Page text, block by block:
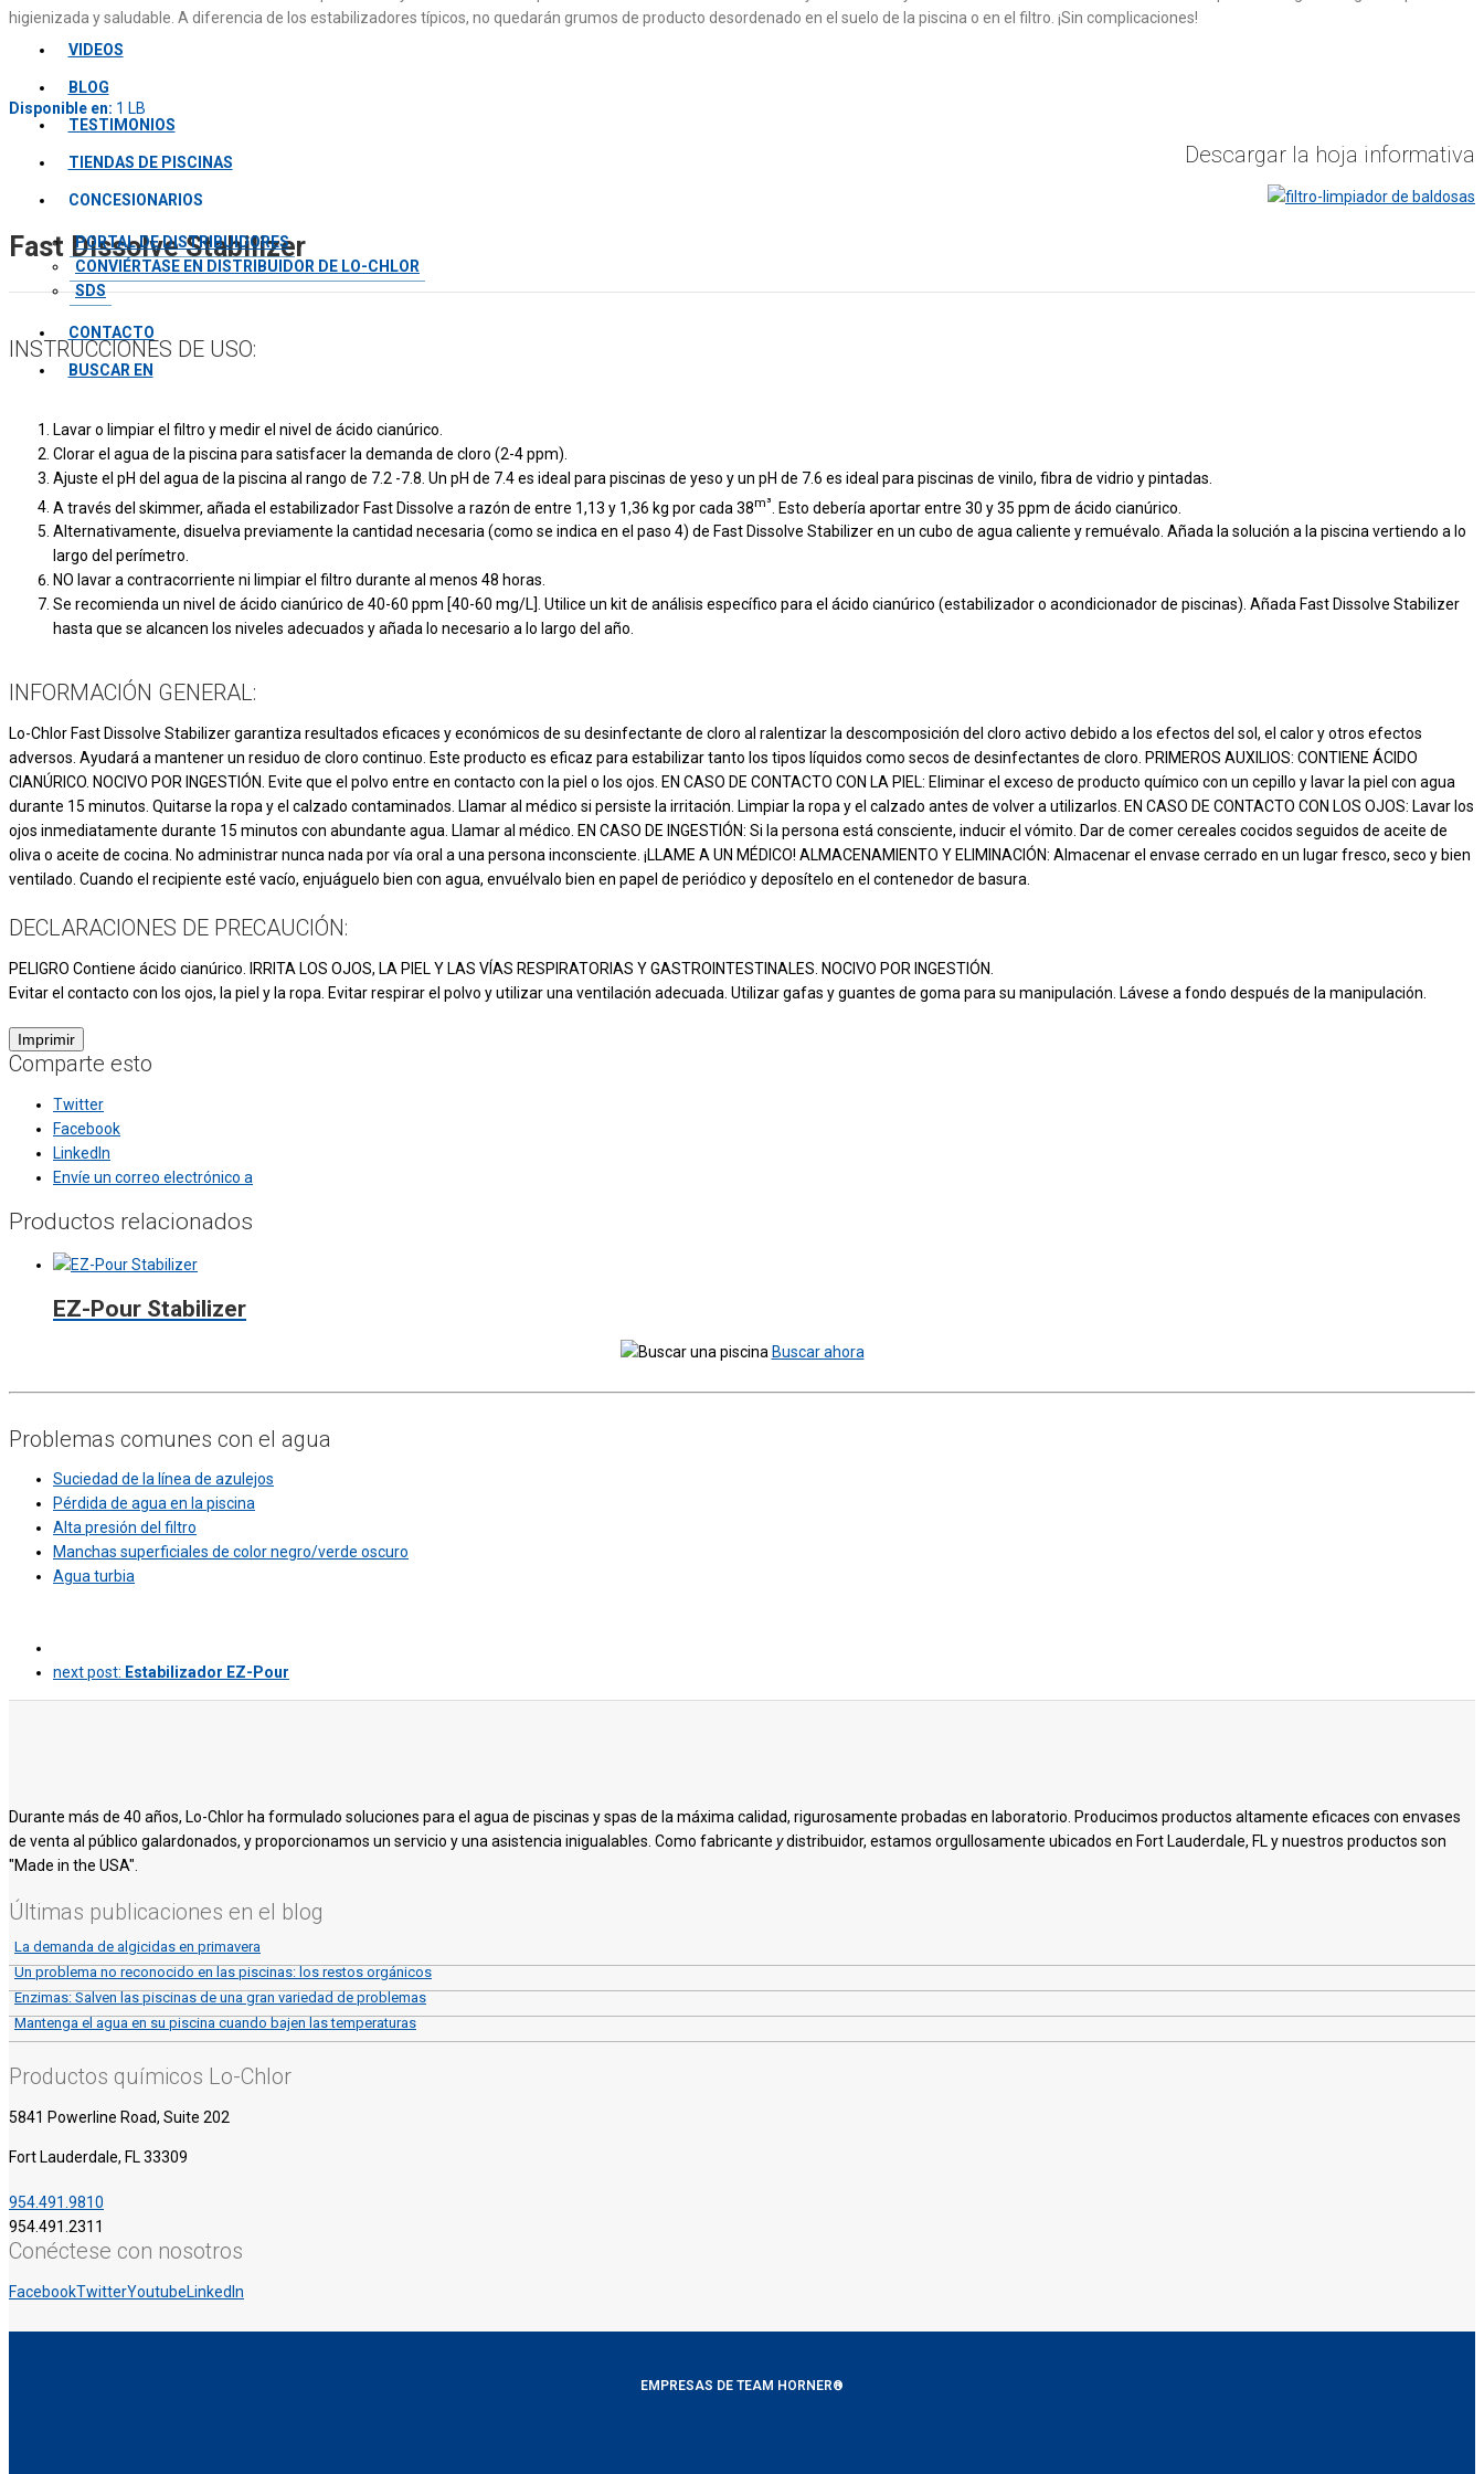
VIDEOS
BLOG
TESTIMONIOS
TIENDAS DE PISCINAS
CONCESIONARIOS
PORTAL DE DISTRIBUIDORES
CONVIÉRTASE EN DISTRIBUIDOR DE LO-CHLOR
SDS
CONTACTO
BUSCAR EN
higienizada y saludable. A diferencia de los estabilizadores típicos, no quedarán grumos de producto desordenado en el suelo de la piscina o en el filtro. ¡Sin complicaciones!
Disponible en: 1 LB
Descargar la hoja informativa
Fast Dissolve Stabilizer
INSTRUCCIONES DE USO:
Lavar o limpiar el filtro y medir el nivel de ácido cianúrico.
Clorar el agua de la piscina para satisfacer la demanda de cloro (2-4 ppm).
Ajuste el pH del agua de la piscina al rango de 7.2 -7.8. Un pH de 7.4 es ideal para piscinas de yeso y un pH de 7.6 es ideal para piscinas de vinilo, fibra de vidrio y pintadas.
A través del skimmer, añada el estabilizador Fast Dissolve a razón de entre 1,13 y 1,36 kg por cada 38m³ . Esto debería aportar entre 30 y 35 ppm de ácido cianúrico.
Alternativamente, disuelva previamente la cantidad necesaria (como se indica en el paso 4) de Fast Dissolve Stabilizer en un cubo de agua caliente y remuévalo. Añada la solución a la piscina vertiendo a lo
largo del perímetro.
NO lavar a contracorriente ni limpiar el filtro durante al menos 48 horas.
Se recomienda un nivel de ácido cianúrico de 40-60 ppm [40-60 mg/L]. Utilice un kit de análisis específico para el ácido cianúrico (estabilizador o acondicionador de piscinas). Añada Fast Dissolve Stabilizer
hasta que se alcancen los niveles adecuados y añada lo necesario a lo largo del año.
INFORMACIÓN GENERAL:
Lo-Chlor Fast Dissolve Stabilizer garantiza resultados eficaces y económicos de su desinfectante de cloro al ralentizar la descomposición del cloro activo debido a los efectos del sol, el calor y otros efectos
adversos. Ayudará a mantener un residuo de cloro continuo. Este producto es eficaz para estabilizar tanto los tipos líquidos como secos de desinfectantes de cloro. PRIMEROS AUXILIOS: CONTIENE ÁCIDO
CIANÚRICO. NOCIVO POR INGESTIÓN. Evite que el polvo entre en contacto con la piel o los ojos. EN CASO DE CONTACTO CON LA PIEL: Eliminar el exceso de producto químico con un cepillo y lavar la piel con agua
durante 15 minutos. Quitarse la ropa y el calzado contaminados. Llamar al médico si persiste la irritación. Limpiar la ropa y el calzado antes de volver a utilizarlos. EN CASO DE CONTACTO CON LOS OJOS: Lavar los
ojos inmediatamente durante 15 minutos con abundante agua. Llamar al médico. EN CASO DE INGESTIÓN: Si la persona está consciente, inducir el vómito. Dar de comer cereales cocidos seguidos de aceite de
oliva o aceite de cocina. No administrar nunca nada por vía oral a una persona inconsciente. ¡LLAME A UN MÉDICO! ALMACENAMIENTO Y ELIMINACIÓN: Almacenar el envase cerrado en un lugar fresco, seco y bien
ventilado. Cuando el recipiente esté vacío, enjuáguelo bien con agua, envuélvalo bien en papel de periódico y deposítelo en el contenedor de basura.
DECLARACIONES DE PRECAUCIÓN:
PELIGRO Contiene ácido cianúrico. IRRITA LOS OJOS, LA PIEL Y LAS VÍAS RESPIRATORIAS Y GASTROINTESTINALES. NOCIVO POR INGESTIÓN.
Evitar el contacto con los ojos, la piel y la ropa. Evitar respirar el polvo y utilizar una ventilación adecuada. Utilizar gafas y guantes de goma para su manipulación. Lávese a fondo después de la manipulación.
Comparte esto
Twitter
Facebook
LinkedIn
Envíe un correo electrónico a
Productos relacionados
EZ-Pour Stabilizer
Buscar ahora
Problemas comunes con el agua
Suciedad de la línea de azulejos
Pérdida de agua en la piscina
Alta presión del filtro
Manchas superficiales de color negro/verde oscuro
Agua turbia
next post: Estabilizador EZ-Pour
Durante más de 40 años, Lo-Chlor ha formulado soluciones para el agua de piscinas y spas de la máxima calidad, rigurosamente probadas en laboratorio. Producimos productos altamente eficaces con envases
de venta al público galardonados, y proporcionamos un servicio y una asistencia inigualables. Como fabricante ydistribuidor, estamos orgullosamente ubicados en Fort Lauderdale, FL y nuestros productos son
"Made in the USA".
Últimas publicaciones en el blog
La demanda de algicidas en primavera
Un problema no reconocido en las piscinas: los restos orgánicos
Enzimas: Salven las piscinas de una gran variedad de problemas
Mantenga el agua en su piscina cuando bajen las temperaturas
Productos químicos Lo-Chlor
5841 Powerline Road, Suite 202
Fort Lauderdale, FL 33309
954.491.9810
954.491.2311
Conéctese con nosotros
FacebookTwitterYoutubeLinkedIn
EMPRESAS DE TEAM HORNER®